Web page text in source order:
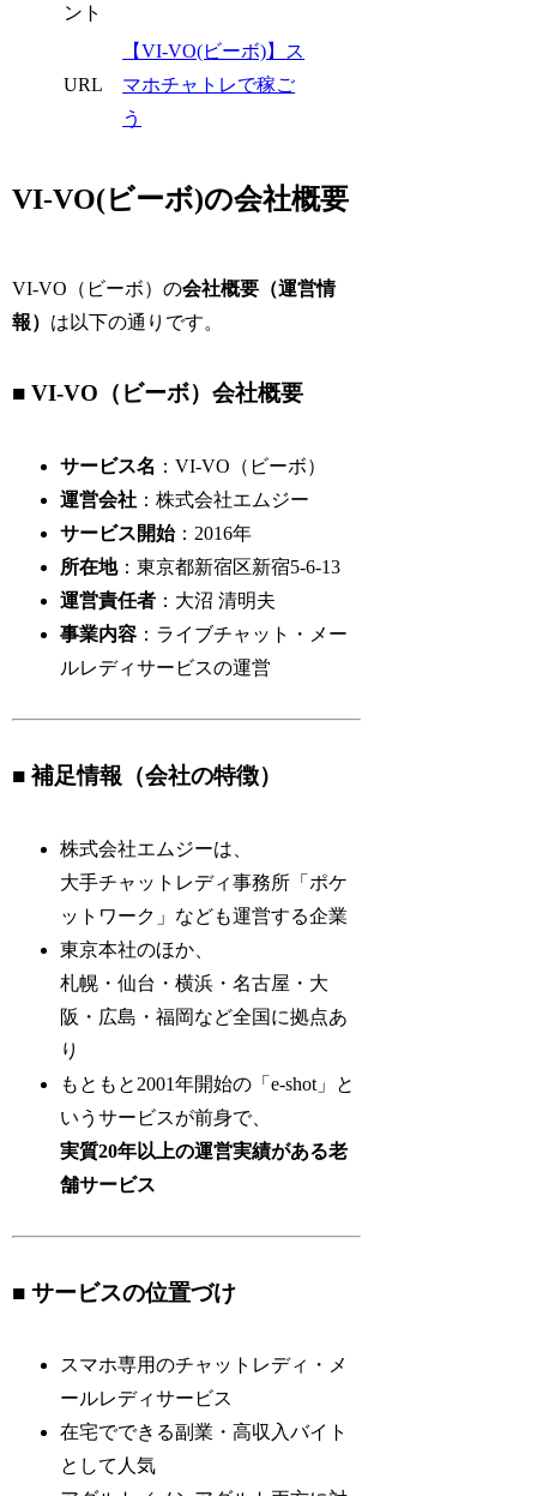
ント
URL
【VI-VO(ビーボ)】ス
マホチャトレで稼ご
う
VI-VO(ビーボ)の会社概要
VI-VO（ビーボ）の会社概要（運営情
報） は以下の通りです。
■ VI-VO（ビーボ）会社概要
サービス名 ：VI-VO（ビーボ）
運営会社 ：株式会社エムジー
サービス開始：2016年
所在地：東京都新宿区新宿5-6-13
運営責任者 ：大沼 清明夫
事業内容 ：ライブチャット・メー
ルレディサービスの運営
■ 補足情報（会社の特徴）
株式会社エムジーは、
大手チャットレディ事務所「ポケ
ットワーク」なども運営する企業
東京本社のほか、
札幌・仙台・横浜・名古屋・大
阪・広島・福岡など全国に拠点あ
り
もともと2001年開始の「e-shot」と
いうサービスが前身で、
実質20年以上の運営実績がある老
舗サービス
■ サービスの位置づけ
スマホ専用のチャットレディ・メ
ールレディサービス
在宅でできる副業・高収入バイト
として人気